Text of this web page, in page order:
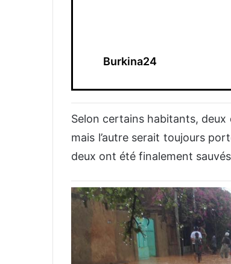
Burkina24
Selon certains habitants, deux
mais l’autre serait toujours
deux ont été finalement